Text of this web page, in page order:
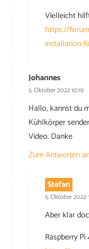
Vielleicht
https://
installation-
Johannes
5. Oktober 2022 10:19
Hallo, kannst du
Kühlkörper
Video. Danke
Zum Antworten
Stefan
5. Oktober 2022
Aber klar
Raspberry